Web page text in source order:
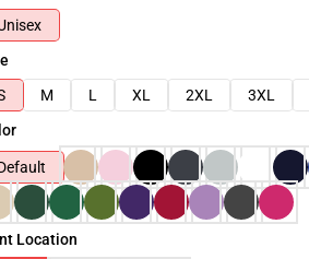
M L XL 2XL 3XL
Location